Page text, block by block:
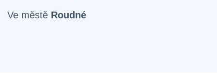
Ve městě Roudné